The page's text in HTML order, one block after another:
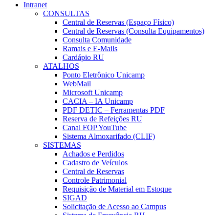
Intranet
CONSULTAS
Central de Reservas (Espaço Físico)
Central de Reservas (Consulta Equipamentos)
Consulta Comunidade
Ramais e E-Mails
Cardápio RU
ATALHOS
Ponto Eletrônico Unicamp
WebMail
Microsoft Unicamp
CACIA – IA Unicamp
PDF DETIC – Ferramentas PDF
Reserva de Refeições RU
Canal FOP YouTube
Sistema Almoxarifado (CLIF)
SISTEMAS
Achados e Perdidos
Cadastro de Veículos
Central de Reservas
Controle Patrimonial
Requisição de Material em Estoque
SIGAD
Solicitação de Acesso ao Campus